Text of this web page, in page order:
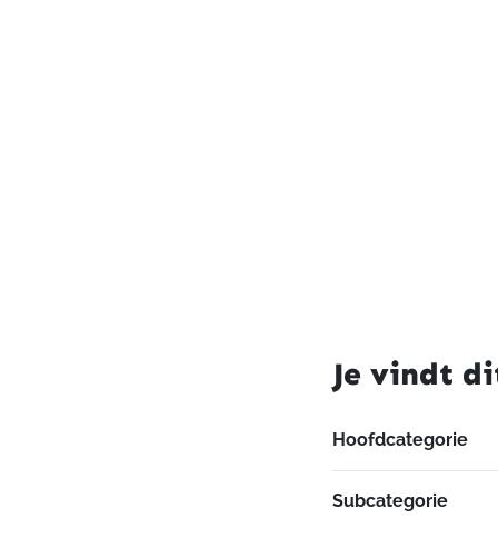
Je vindt
Hoofdcategorie
Subcategorie